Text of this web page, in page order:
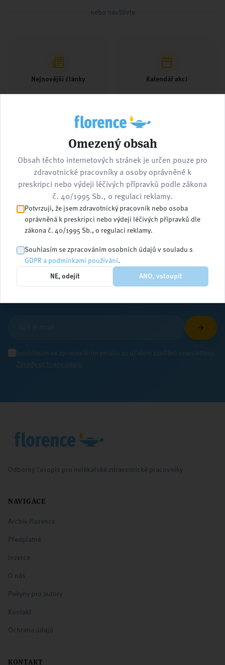
nebo navštivte
Nejnovější články Kalendář akcí
Zůstaňte v obraze
Přihlaste se k odběru newsletteru a dostávejte
Souhlasím se zpracováním emailu za účelem zasílání newsletteru.
Zásady ochrany údajů
Odborný časopis pro nelékařské zdravotnické pracovníky
NAVIGACE
Archiv Florence
Předplatné
Inzerce
O nás
Pokyny pro autory
Kontakt
Ochrana údajů
KONTAKT
Omezený obsah
Obsah těchto internetových stránek je určen pouze pro
zdravotnické pracovníky a osoby oprávněné k
preskripci nebo výdeji léčivých přípravků podle zákona
č. 40/1995 Sb., o regulaci reklamy.
Potvrzuji, že jsem zdravotnický pracovník nebo osoba
oprávněná k preskripci nebo výdeji léčivých přípravků dle
zákona č. 40/1995 Sb., o regulaci reklamy.
Souhlasím se zpracováním osobních údajů v souladu s
GDPR a podmínkami používání.
NE, odejít ANO, vstoupit